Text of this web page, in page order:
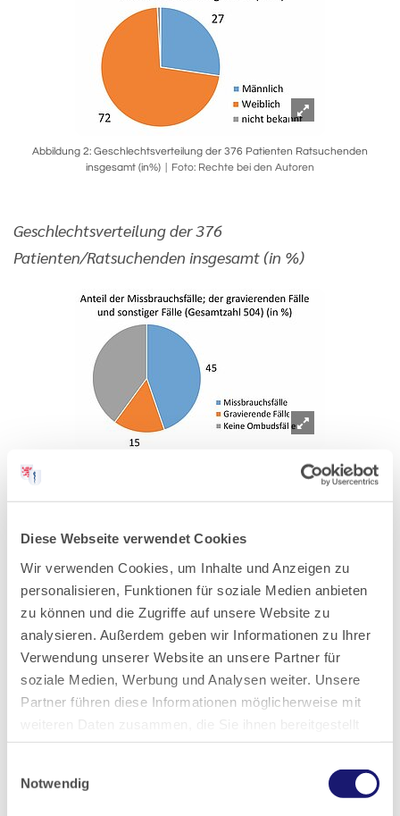
Diese Webseite verwendet Cookies
Wir verwenden Cookies, um Inhalte und Anzeigen zu
personalisieren, Funktionen für soziale Medien anbieten
zu können und die Zugriffe auf unsere Website zu
analysieren. Außerdem geben wir Informationen zu Ihrer
Verwendung unserer Website an unsere Partner für
soziale Medien, Werbung und Analysen weiter. Unsere
Partner führen diese Informationen möglicherweise mit
haben oder die sie im Rahmen Ihrer Nutzung der Dienste
Notwendig
Abbildung 2: Geschlechtsverteilung der 376 Patienten Ratsuchenden
insgesamt (in%)
Foto: Rechte bei den Autoren
Geschlechtsverteilung der 376
Patienten/Ratsuchenden insgesamt (in %)
Abbildung 3: Anteil der Missbrauchsfälle; der gravierenden Fälle und sonstiger
Foto: Rechte bei den Autoren
Anteil der Missbrauchsfälle; der gravierenden Fälle
und sonstiger Fälle (Gesamtzahl 504) (in %)
Unterscheidung der Problemfälle
Eine Ombudsstelle zieht natürlich auch Ratsuchende
deren Anliegen andere Problembereiche wie
Behandlungsfehler, unklare Abrechnungen oder
andere persönliche Probleme oder Beschwerden